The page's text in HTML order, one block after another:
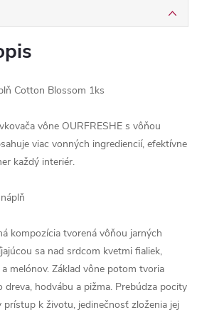
Cotton Blossom 1ks
vône OURFRESHE s vôňou
viac vonných ingrediencií, efektívne
každý interiér.
kompozícia tvorená vôňou jarných
sa nad srdcom kvetmi fialiek,
melónov. Základ vône potom tvoria
hodvábu a pižma. Prebúdza pocity
k životu, jedinečnosť zloženia jej